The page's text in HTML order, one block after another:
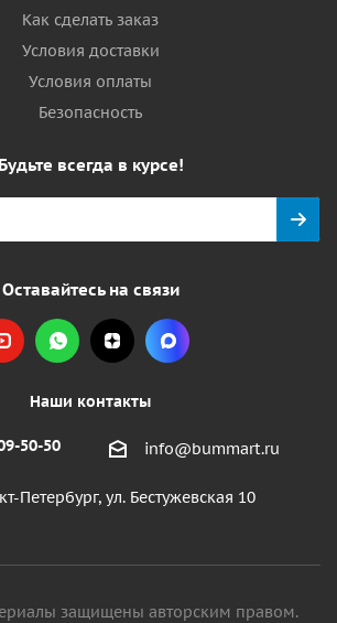
Как сделать заказ
Условия доставки
Условия оплаты
Безопасность
Будьте всегда в курсе!
Оставайтесь на связи
Наши контакты
50-50 info@bummart.ru
Петербург, ул. Бестужевская 10
защищены авторским правом.